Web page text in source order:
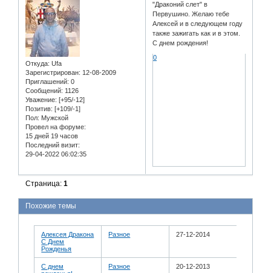
Откуда: Ufa
Зарегистрирован: 12-08-2009
Приглашений: 0
Сообщений: 1126
Уважение: [+95/-12]
Позитив: [+109/-1]
Пол: Мужской
Провел на форуме:
15 дней 19 часов
Последний визит:
29-04-2022 06:02:35
"Драконий слет" в
Первушино. Желаю тебе
Алексей и в следующем году
также зажигать как и в этом.
С днем рождения!
0
Страница:1
Похожие темы
Алексея Дракона
С Днем
Рожденья
Разное 27-12-2014
С днем
Разное 20-12-2013